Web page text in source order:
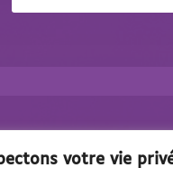
votre vie